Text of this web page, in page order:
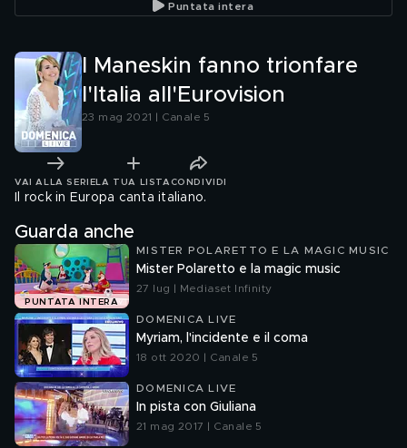
Puntata intera
I Maneskin fanno trionfare
l'Italia all'Eurovision
23 mag 2021 | Canale 5
VAI ALLA SERIE LA TUA LISTA CONDIVIDI
Il rock in Europa canta italiano.
Guarda anche
PUNTATA INTERA
MISTER POLARETTO E LA MAGIC MUSIC
Mister Polaretto e la magic music
27 lug | Mediaset Infinity
DOMENICA LIVE
Myriam, l'incidente e il coma
18 ott 2020 | Canale 5
DOMENICA LIVE
In pista con Giuliana
21 mag 2017 | Canale 5